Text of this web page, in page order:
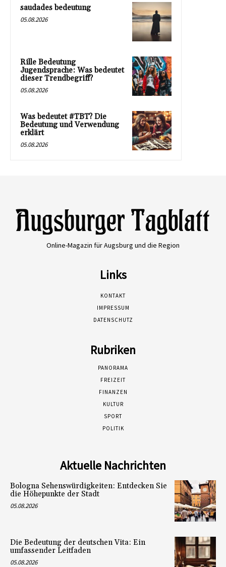
saudades bedeutung
05.08.2026
Rille Bedeutung
Jugendsprache: Was bedeutet
dieser Trendbegriff?
05.08.2026
Was bedeutet #TBT? Die
Bedeutung und Verwendung
erklärt
05.08.2026
Online-Magazin für Augsburg und die Region
Links
KONTAKT
IMPRESSUM
DATENSCHUTZ
Rubriken
PANORAMA
FREIZEIT
FINANZEN
KULTUR
SPORT
POLITIK
Aktuelle Nachrichten
Bologna Sehenswürdigkeiten: Entdecken Sie
die Höhepunkte der Stadt
05.08.2026
Die Bedeutung der deutschen Vita: Ein
umfassender Leitfaden
05.08.2026